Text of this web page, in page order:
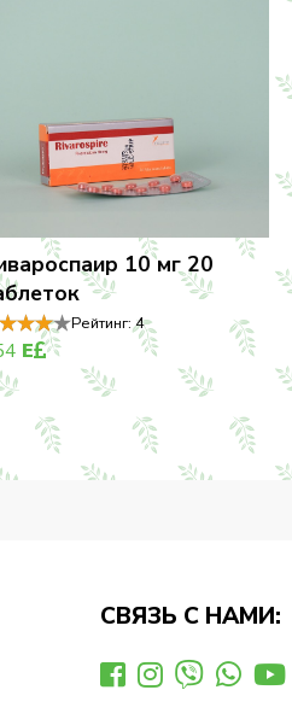
10 мг 20
Рейтинг:4
E
СВЯЗЬ С НАМИ: